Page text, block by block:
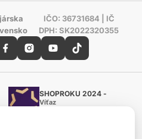
IČO: 36731684 | IČ
DPH: SK2022320355
SHOPROKU 2024 -
Víťaz